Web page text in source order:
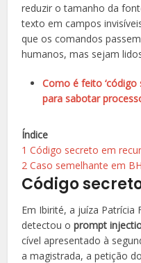
reduzir o tamanho da
texto em campos
que os comandos
humanos, mas sejam
Como é feito
para sabotar
Índice
1 Código secreto em
2 Caso semelhante em BH
Código
Em Ibirité, a juíza Patrícia
detectou oprompt
cível apresentado à
a magistrada, a petição